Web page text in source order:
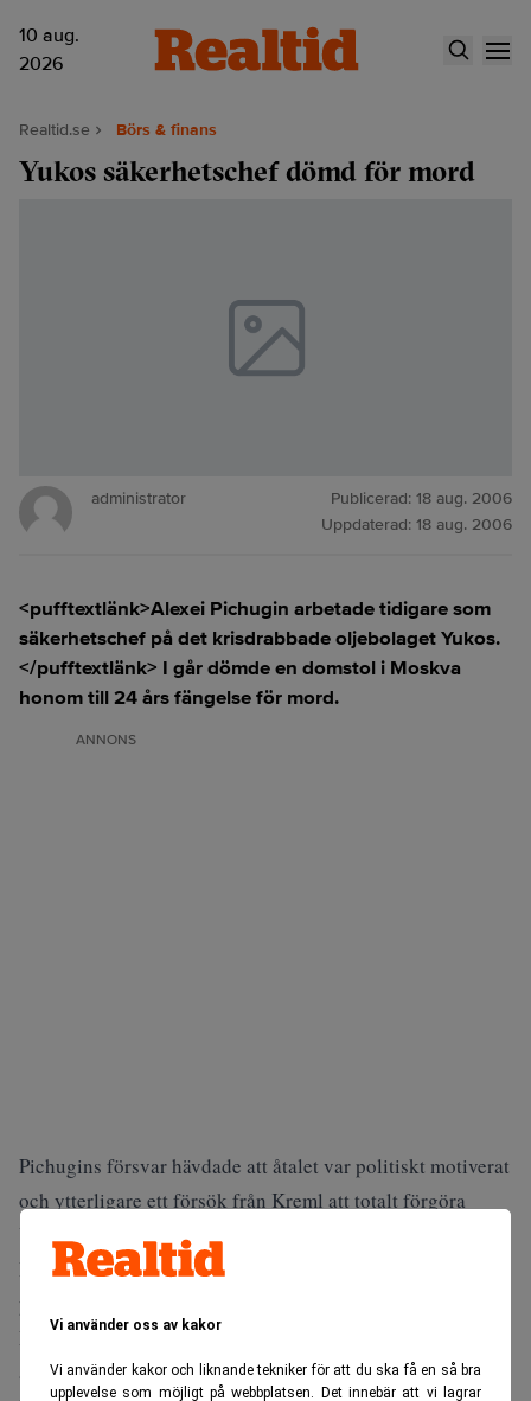
Vi använder oss av kakor
Vi använder kakor och liknande tekniker för att du ska få en så bra
upplevelse som möjligt på webbplatsen. Det innebär att vi lagrar
10 aug.
2026
Realtid.se Börs & finans
Yukos säkerhetschef dömd för mord
administrator Publicerad: 18 aug. 2006
Uppdaterad: 18 aug. 2006
<pufftextlänk>Alexei Pichugin arbetade tidigare som
säkerhetschef på det krisdrabbade oljebolaget Yukos.
</pufftextlänk> I går dömde en domstol i Moskva
honom till 24 års fängelse för mord.
ANNONS
Pichugins försvar hävdade att åtalet var politiskt motiverat
och ytterligare ett försök från Kreml att totalt förgöra
Yukos som tidigare var Rysslands ledande oljebolag.
Pichugin antas ha legat bakom en rad mord, däribland det
på borgmästaren Valdimir Petukhov i Nefteyugansk 1998.
Domstolen fann även Pichugin skyldig för mordet på
affärskvinnan Valentina Korneyeva samma år. Valentina